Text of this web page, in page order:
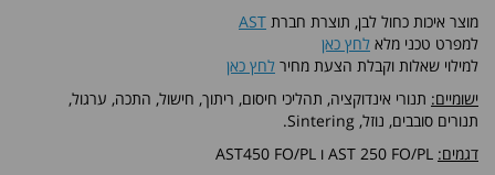
מוצר איכות כחול לבן, תוצרת חברת AST
למפרט טכני מלא לחץ כאן
למילוי שאלות וקבלת הצעת מחיר לחץ כאן
ישומיים: תנורי אינדוקציה, תהליכי חיסום, ריתוך, חישול, התכה, ערגול,
תנורים סובבים, נוזל, Sintering.
דגמים: